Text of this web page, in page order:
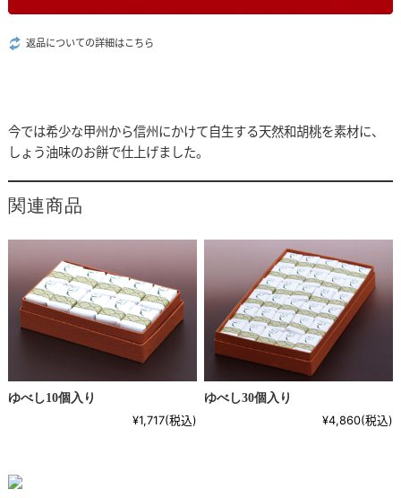
返品についての詳細はこちら
今では希少な甲州から信州にかけて自生する天然和胡桃を素材に、
しょう油味のお餅で仕上げました。
関連商品
ゆべし10個入り
¥1,717(税込)
ゆべし30個入り
¥4,860(税込)